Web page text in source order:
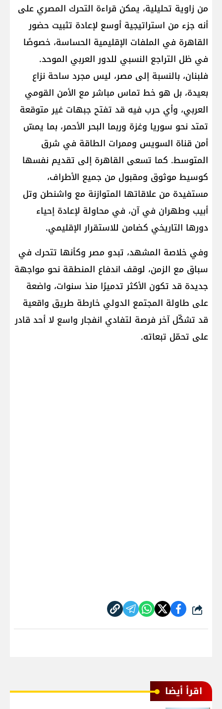
من زاوية تحليلية، يمكن قراءة التحرك المصري على
أنه جزء من استراتيجية أوسع لإعادة تثبيت حضور
القاهرة في الملفات الإقليمية الحساسة، خصوصًا
في ظل التراجع النسبي للدور العربي الموحد.
فلبنان، بالنسبة إلى مصر، ليس مجرد ساحة نزاع
بعيدة، بل هو خط تماس مباشر مع الأمن القومي
العربي، وأي حرب فيه قد تفتح جبهات غير متوقعة
تمتد نحو سوريا وغزة وربما البحر الأحمر، بما يمسّ
أمن قناة السويس وممرات الطاقة في شرق
المتوسط. كما تسعى القاهرة إلى تقديم نفسها
كوسيط موثوق ومقبول من جميع الأطراف،
مستفيدة من علاقاتها المتوازنة مع واشنطن وتل
أبيب وطهران في آن، في محاولة لإعادة إحياء
دورها التاريخي كضامن للاستقرار الإقليمي.
وفي خلاصة المشهد، تبدو مصر وكأنها تتحرك في
سباق مع الزمن، لوقف اندفاع المنطقة نحو مواجهة
جديدة قد تكون الأكثر تدميرًا منذ سنوات، واضعة
على طاولة المجتمع الدولي خارطة طريق واقعية
قد تشكّل آخر فرصة لتفادي انفجار واسع لا أحد قادر
على تحمّل تبعاته.
شارك
اقرأ أيضا